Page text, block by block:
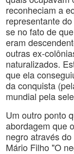
reconheciam a
representante
se no fato de
eram
outras ex-
naturalizados.
que ela
da conquista
mundial pela
Um outro ponto
abordagem que
negro através
Mário Filho "O